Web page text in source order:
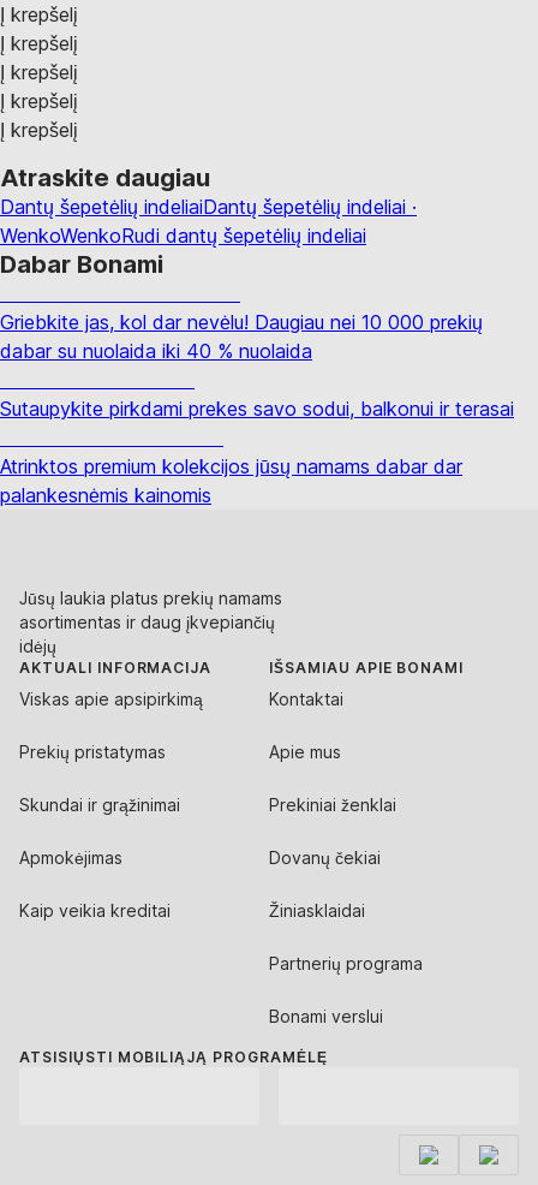
Į krepšelį
Į krepšelį
Į krepšelį
Į krepšelį
Į krepšelį
Atraskite daugiau
Dantų šepetėlių indeliaiDantų šepetėlių indeliai ·
WenkoWenkoRudi dantų šepetėlių indeliai
Dabar Bonami
Griebkite jas, kol dar nevėlu! Daugiau nei 10 000 prekių
dabar su nuolaida iki 40 % nuolaida
Sutaupykite pirkdami prekes savo sodui, balkonui ir terasai
Atrinktos premium kolekcijos jūsų namams dabar dar
palankesnėmis kainomis
Jūsų laukia platus prekių namams
asortimentas ir daug įkvepiančių
idėjų
AKTUALI INFORMACIJA
Viskas apie apsipirkimą
Prekių pristatymas
Skundai ir grąžinimai
Apmokėjimas
Kaip veikia kreditai
IŠSAMIAU APIE BONAMI
Kontaktai
Apie mus
Prekiniai ženklai
Dovanų čekiai
Žiniasklaidai
Partnerių programa
Bonami verslui
ATSISIŲSTI MOBILIĄJĄ PROGRAMĖLĘ